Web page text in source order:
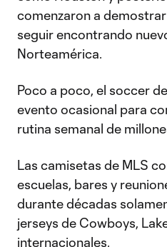
comenzaron a
seguir encontrando
Norteamérica.
Poco a poco, el soccer
evento ocasional para
rutina semanal de
Las camisetas de MLS
escuelas, bares y
durante décadas
jerseys de Cowboys,
internacionales.